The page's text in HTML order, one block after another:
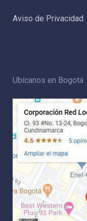
Aviso de Privacidad
Ubícanos en Bogotá